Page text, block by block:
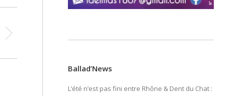
Ballad’News
L’été n’est pas fini entre Rhône & Dent du Chat :